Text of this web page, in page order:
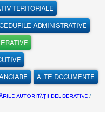
TERITORIALE
ADMINISTRATIVE
ALTE DOCUMENTE
AUTORITĂȚII DELIBERATIVE/